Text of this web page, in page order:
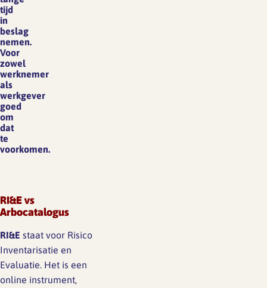
tijd
in
beslag
nemen.
Voor
zowel
werknemer
als
werkgever
goed
om
dat
te
voorkomen.
RI&E vs
Arbocatalogus
RI&E staat voor Risico
Inventarisatie en
Evaluatie. Het is een
online instrument,